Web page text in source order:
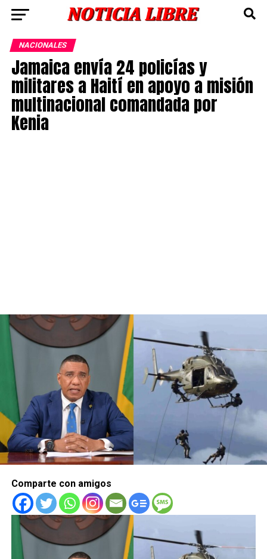
NACIONALES
Jamaica envía 24 policías y
militares a Haití en apoyo a misión
multinacional comandada por
Kenia
Comparte con amigos